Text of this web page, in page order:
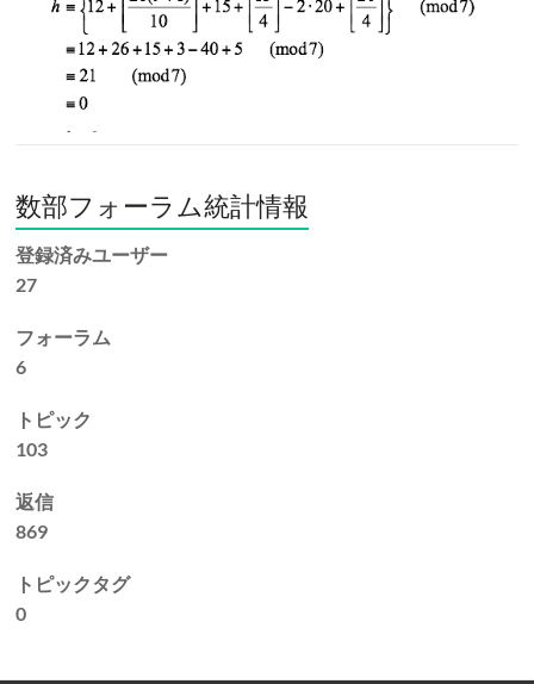
数部フォーラム統計情報
登録済みユーザー
27
フォーラム
6
トピック
103
返信
869
トピックタグ
0